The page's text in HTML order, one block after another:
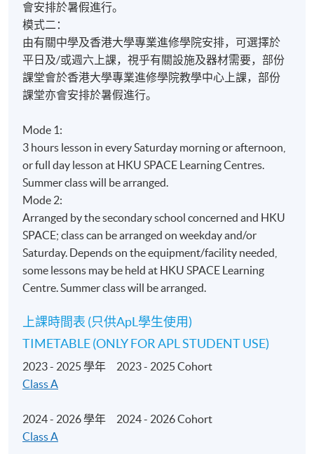
單元三
(54課時)
Module 3
(54 hours)
公眾演說技巧
節目的目標觀眾
電台節目創作
背景資料搜集
製作分鏡腳本
廣播稿創作
節目時間管理
應變計畫
Radio Programme Production and
News Writing and Reporting Skills
Public speaking skills
Target audience of the programme
Radio Programme Production
Interview question preparation
會安排於暑假進行。
模式二：
由有關中學及香港大學專業進修學院安排，可選擇於
平日及/或週六上課，視乎有關設施及器材需要，部份
課堂會於香港大學專業進修學院教學中心上課，部份
課堂亦會安排於暑假進行。
Mode 1:
3 hours lesson in every Saturday morning or afternoon,
or full day lesson at HKU SPACE Learning Centres.
Summer class will be arranged.
Mode 2:
Arranged by the secondary school concerned and HKU
SPACE; class can be arranged on weekday and/or
Saturday. Depends on the equipment/facility needed,
some lessons may be held at HKU SPACE Learning
Centre. Summer class will be arranged.
上課時間表 (只供ApL學生使用)
TIMETABLE (ONLY FOR APL STUDENT USE)
2023 - 2025 學年 2023 - 2025 Cohort
Class A
2024 - 2026 學年 2024 - 2026 Cohort
Class A